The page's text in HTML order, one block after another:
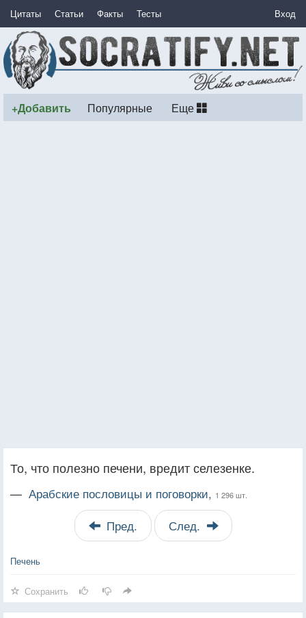
Цитаты Статьи Факты Тесты Вход
+Добавить Популярные Еще
То, что полезно печени, вредит селезенке.
— Арабские пословицы и поговорки, 1 296 шт.
Пред. След.
Печень
Сохранить